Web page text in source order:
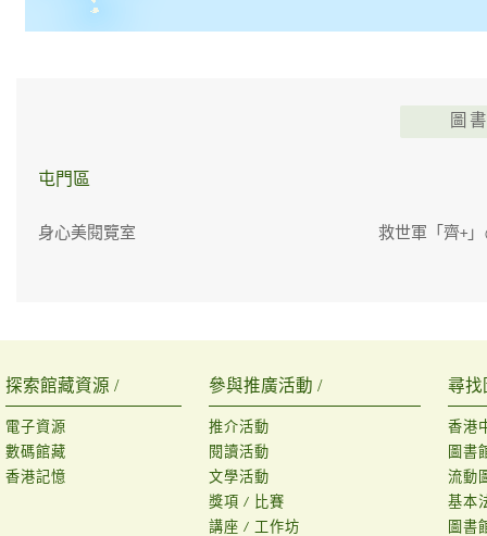
圖
屯門區
身心美閱覽室 救世軍「齊+
探索館藏資源 /
電子資源
數碼館藏
香港記憶
參與推廣活動 /
推介活動
閱讀活動
文學活動
獎項 / 比賽
講座 / 工作坊
尋找
香港
圖書
流動
基本
圖書